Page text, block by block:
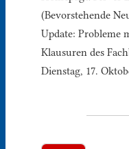
(Bevorstehende
Update: Probleme
Klausuren des
Dienstag, 17.